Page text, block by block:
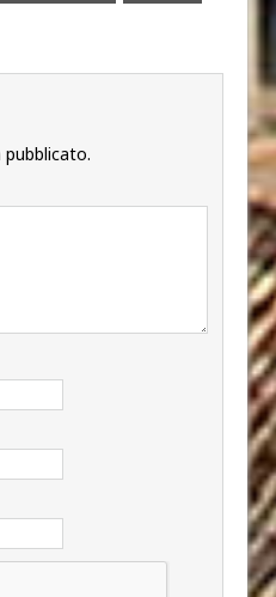
pubblicato.